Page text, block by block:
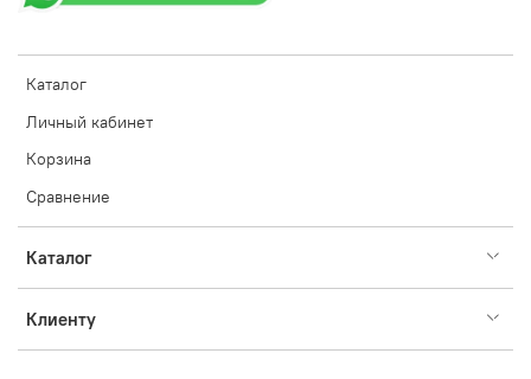
Каталог
Личный кабинет
Корзина
Сравнение
Каталог
Клиенту